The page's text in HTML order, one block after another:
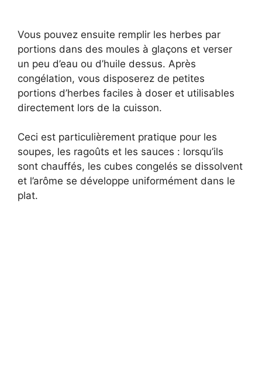
Vous pouvez ensuite remplir les herbes par
portions dans des moules à glaçons et verser
un peu d’eau ou d’huile dessus. Après
congélation, vous disposerez de petites
portions d’herbes faciles à doser et utilisables
directement lors de la cuisson.
Ceci est particulièrement pratique pour les
soupes, les ragoûts et les sauces : lorsqu’ils
sont chauffés, les cubes congelés se dissolvent
et l’arôme se développe uniformément dans le
plat.